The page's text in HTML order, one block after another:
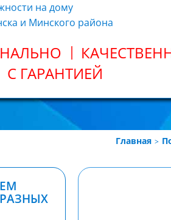
на дому
и Минского района
С ГАРАНТИЕЙ
Главная